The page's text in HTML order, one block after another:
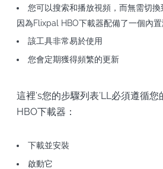
您可以搜索和播放視頻，而無需切
因為Flixpal HBO下載器配備了一個內
該工具非常易於使用
您會定期獲得頻繁的更新
這裡’s您的步驟列表’LL必須遵循
HBO下載器：
下載並安裝
啟動它